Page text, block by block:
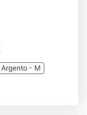
Argento - M